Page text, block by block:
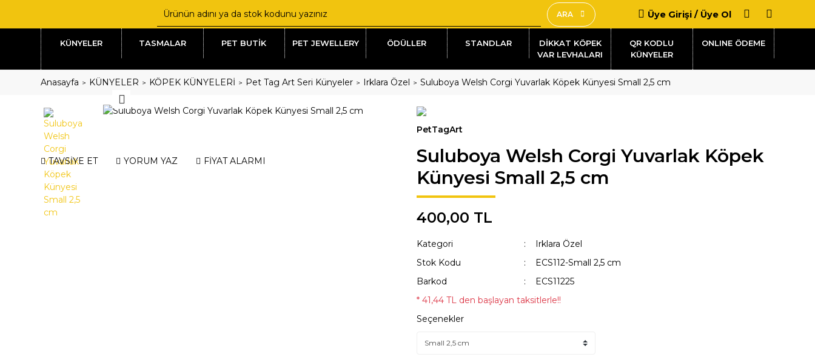
ARA Üye Girişi / Üye Ol
KÜNYELER TASMALAR PET BUTİK PET JEWELLERY ÖDÜLLER STANDLAR
DİKKAT KÖPEK
VAR LEVHALARI
QR KODLU
KÜNYELER
Anasayfa KÜNYELER KÖPEK KÜNYELERİ Pet Tag Art Seri Künyeler Irklara Özel Suluboya Welsh Corgi Yuvarlak Köpek Künyesi Small 2,5 cm
TAVSİYE ET YORUM YAZ FİYAT ALARMI
PetTagArt
Suluboya Welsh Corgi Yuvarlak Köpek
Künyesi Small 2,5 cm
400,00 TL
Kategori
Irklara Özel
Stok Kodu
ECS112-Small 2,5 cm
Barkod
ECS11225
* 41,44 TL den başlayan taksitlerle!!
Seçenekler